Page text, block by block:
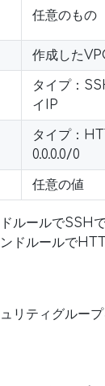
任意のもの
作成した
タイプ：
イIP
タイプ：
0.0.0.0/0
任意の値
ルールでSSH
ドルールで
リティグルー